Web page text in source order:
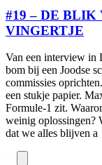
#19 – DE BLIK
VINGERTJE
Van een interview in
bom bij een Joodse
commissies
een stukje papier.
Formule-1 zit.
weinig oplossingen?
dat we alles blijven a